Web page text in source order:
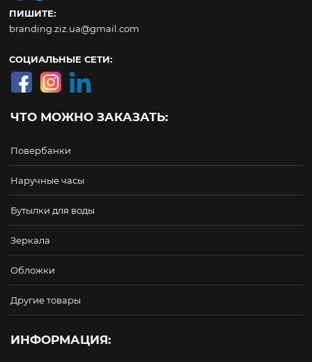
ПИШИТЕ:
branding.ziz.ua@gmail.com
СОЦИАЛЬНЫЕ СЕТИ:
ЧТО МОЖНО ЗАКАЗАТЬ:
Повербанки
Наручные часы
Бутылки для воды
Зеркала
Обложки
Другие товары
ИНФОРМАЦИЯ: